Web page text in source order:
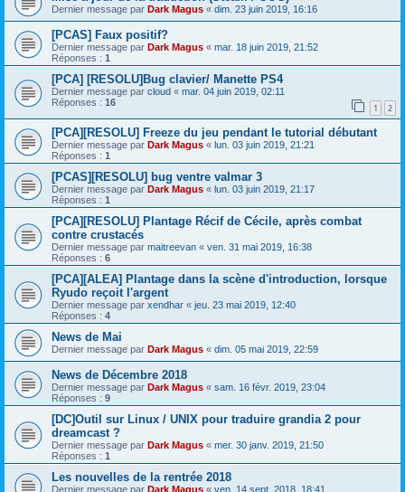
Dernier message par Dark Magus « dim. 23 juin 2019, 16:16
[PCAS] Faux positif?
Dernier message par Dark Magus « mar. 18 juin 2019, 21:52
Réponses : 1
[PCA] [RESOLU]Bug clavier/ Manette PS4
Dernier message par cloud « mar. 04 juin 2019, 02:11
Réponses : 16 1 2
[PCA][RESOLU] Freeze du jeu pendant le tutorial débutant
Dernier message par Dark Magus « lun. 03 juin 2019, 21:21
Réponses : 1
[PCAS][RESOLU] bug ventre valmar 3
Dernier message par Dark Magus « lun. 03 juin 2019, 21:17
Réponses : 1
[PCA][RESOLU] Plantage Récif de Cécile, après combat
contre crustacés
Dernier message par maitreevan « ven. 31 mai 2019, 16:38
Réponses : 6
[PCA][ALEA] Plantage dans la scène d'introduction, lorsque
Ryudo reçoit l'argent
Dernier message par xendhar « jeu. 23 mai 2019, 12:40
Réponses : 4
News de Mai
Dernier message par Dark Magus « dim. 05 mai 2019, 22:59
News de Décembre 2018
Dernier message par Dark Magus « sam. 16 févr. 2019, 23:04
Réponses : 9
[DC]Outil sur Linux / UNIX pour traduire grandia 2 pour
dreamcast ?
Dernier message par Dark Magus « mer. 30 janv. 2019, 21:50
Réponses : 1
Les nouvelles de la rentrée 2018
Dernier message par Dark Magus « ven. 14 sept. 2018, 18:41